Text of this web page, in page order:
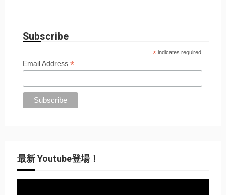
Subscribe
* indicates required
Email Address*
最新 Youtube登場！